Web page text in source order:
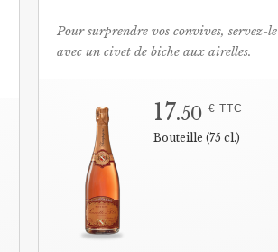
Pour surprendre vos convives, servez-le
avec un civet de biche aux airelles.
17.50 € TTC
Bouteille (75 cl.)